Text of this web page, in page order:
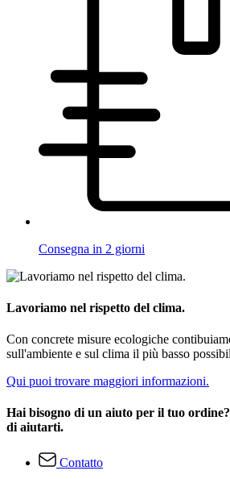
Consegna in 2 giorni
Lavoriamo nel rispetto del clima.
Con concrete misure ecologiche
sull'ambiente e sul clima il più basso
Qui puoi trovare maggiori informazioni.
Hai bisogno di un aiuto per il tuo
di aiutarti.
Contatto